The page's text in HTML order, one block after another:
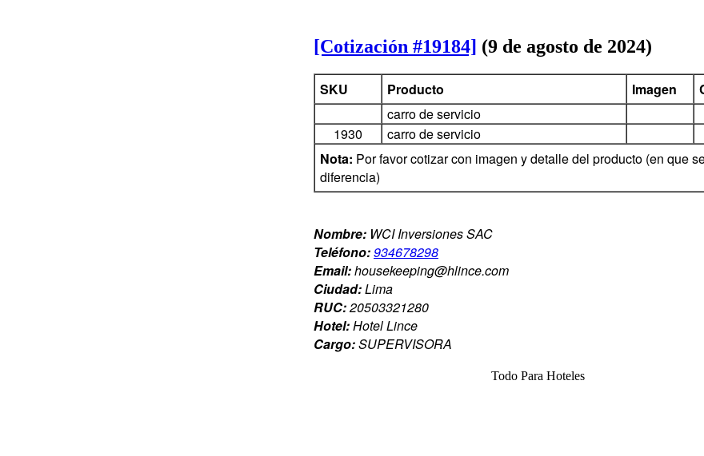
[Cotización #19184] (9 de agosto de 2024)
SKU Producto Imagen
carro de servicio
1930
carro de servicio
Nota: Por favor cotizar con imagen y detalle del producto (en que
diferencia)
Nombre: WCI Inversiones SAC
Teléfono:934678298
Email:housekeeping@hlince.com
Ciudad:Lima
RUC:20503321280
Hotel:Hotel Lince
Cargo:SUPERVISORA
Todo Para Hoteles